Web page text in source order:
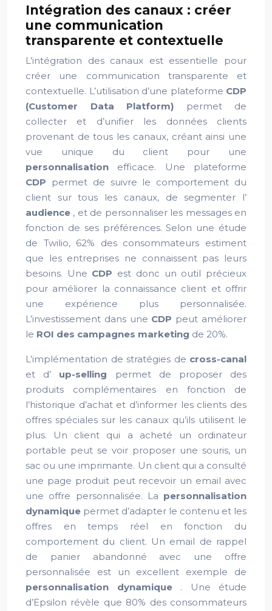
Intégration des canaux : créer
une communication
transparente et contextuelle
L’intégration des canaux est essentielle pour
créer une communication transparente et
contextuelle. L’utilisation d’une plateforme CDP
(Customer Data Platform) permet de
collecter et d’unifier les données clients
provenant de tous les canaux, créant ainsi une
vue unique du client pour une
personnalisation efficace. Une plateforme
CDP permet de suivre le comportement du
client sur tous les canaux, de segmenter l’
audience , et de personnaliser les messages en
fonction de ses préférences. Selon une étude
de Twilio, 62% des consommateurs estiment
que les entreprises ne connaissent pas leurs
besoins. Une CDP est donc un outil précieux
pour améliorer la connaissance client et offrir
une expérience plus personnalisée.
L’investissement dans une CDP peut améliorer
le ROI des campagnes marketing de 20%.
L’implémentation de stratégies de cross-canal
et d’ up-selling permet de proposer des
produits complémentaires en fonction de
l’historique d’achat et d’informer les clients des
offres spéciales sur les canaux qu’ils utilisent le
plus. Un client qui a acheté un ordinateur
portable peut se voir proposer une souris, un
sac ou une imprimante. Un client qui a consulté
une page produit peut recevoir un email avec
une offre personnalisée. La personnalisation
dynamique permet d’adapter le contenu et les
offres en temps réel en fonction du
comportement du client. Un email de rappel
de panier abandonné avec une offre
personnalisée est un excellent exemple de
personnalisation dynamique . Une étude
d’Epsilon révèle que 80% des consommateurs